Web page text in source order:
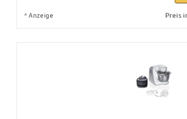
* Anzeige Preis